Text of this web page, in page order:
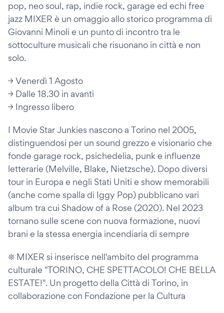
pop, neo soul, rap, indie rock, garage ed echi free
jazz MIXER è un omaggio allo storico programma di
Giovanni Minoli e un punto di incontro tra le
sottoculture musicali che risuonano in città e non
solo.
→ Venerdì 1 Agosto
→ Dalle 18.30 in avanti
→ Ingresso libero
I Movie Star Junkies nascono a Torino nel 2005,
distinguendosi per un sound grezzo e visionario che
fonde garage rock, psichedelia, punk e influenze
letterarie (Melville, Blake, Nietzsche). Dopo diversi
tour in Europa e negli Stati Uniti e show memorabili
(anche come spalla di Iggy Pop) pubblicano vari
album tra cui Shadow of a Rose (2020). Nel 2023
tornano sulle scene con nuova formazione, nuovi
brani e la stessa energia incendiaria di sempre
❊ MIXER si inserisce nell'ambito del programma
culturale "TORINO, CHE SPETTACOLO! CHE BELLA
ESTATE!". Un progetto della Città di Torino, in
collaborazione con Fondazione per la Cultura